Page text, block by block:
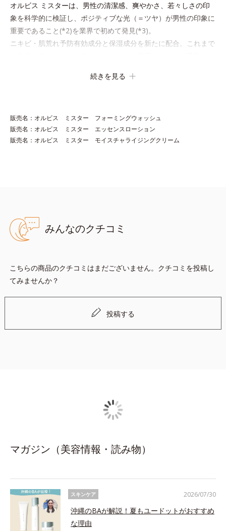
オルビス ミスターは、男性の清潔感、爽やかさ、若々しさの印
象を科学的に検証し、ポジティブな光（＝ツヤ）が男性の印象に
重要であること(*2)を業界で初めて発見(*3)。
ニキビ・肌荒れ予防有効成分と保湿成分を新たに配合。これまで
リ・ツヤへもアプローチする進化を遂げました。
を3ステップに集約し、よりシンプルなお手入れで、ハリ・ツヤ
のある好印象な清潔透明肌(*1)へ導きます。
Google scholarにより国内化粧品業界において該当文献がないこ
とを確認（ポーラ化成研究所調べ）
はありません。
ノンコメドジェニックテスト済＝すべての人にコメド（ニキビのもと）
［オルビス ミスター フォーミングウォッシュ］
●皮脂吸着微粒子※４：毛穴より小さい皮脂吸着成分
●モロッコ溶岩クレイ※5：洗浄成分
［オルビス ミスター エッセンスローション］
●D-グリチルリチン酸ジカリウムRM※1：有効成分グリチルリチン酸
ジカリウム（ニキビ・肌荒れを防ぐ）とうるおいによる透明感をサ
ポートする保湿成分を組み合わせた複合成分
●銀杏葉エキスF※２：ハリとツヤのある肌を目指す保湿成分
●ヒアルロン酸※３：保湿成分
続きを見る
販売名：オルビス ミスター フォーミングウォッシュ
販売名：オルビス ミスター エッセンスローション
販売名：オルビス ミスター モイスチャライジングクリーム
みんなのクチコミ
こちらの商品のクチコミはまだございません。クチコミを投稿し
てみませんか？
投稿する
マガジン（美容情報・読み物）
スキンケア
沖縄のBAが解説！夏もユードットがおすすめ
な理由
2026/07/30